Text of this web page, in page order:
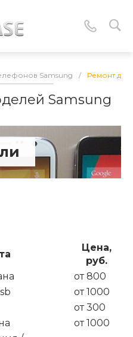
Samsung / Ремонт
Samsung
Цена,
руб.
от 800
от 1000
от 300
от 1000